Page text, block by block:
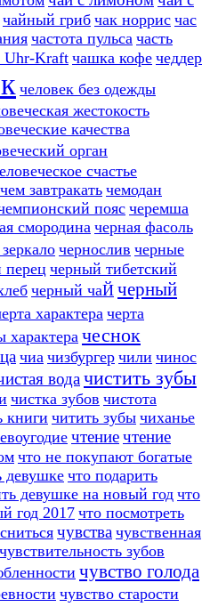
чайный гриб чак норрис час
частота пульса часть
Uhr-Kraft чашка кофе чеддер
человек без одежды
жестокость
качества
орган
счастье
чем завтракать чемодан
поясчеремша
смородина черная фасоль
чернослив черные
перец черный тибетский
черный чаЙ черный
характера черта
характера чеснок
чиа чизбургер чили чинос
водачистить зубы
чистка зубов чистота
книги читить зубы чиханье
чтениечтение
что не покупают богатые
девушке что подарить
девушке на новый год что
год 2017 что посмотреть
чувства чувственная
чувствительность зубов
чувство голода
чувство старости